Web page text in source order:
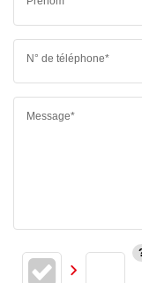
N° de téléphone*
Message*